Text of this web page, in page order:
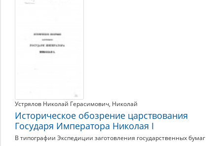
Устрялов Николай Герасимович, Николай
Историческое обозрение царствования
Государя Императора Николая I
В типографии Экспедиции заготовления государственных бумаг